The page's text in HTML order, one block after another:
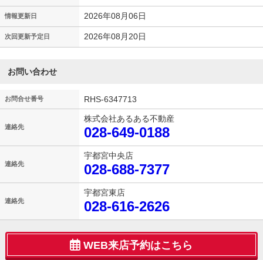
情報更新日 2026年08月06日
次回更新予定日 2026年08月20日
お問い合わせ
お問合せ番号 RHS-6347713
連絡先
株式会社あるある不動産
028-649-0188
連絡先
宇都宮中央店
028-688-7377
連絡先
宇都宮東店
028-616-2626
WEB来店予約はこちら